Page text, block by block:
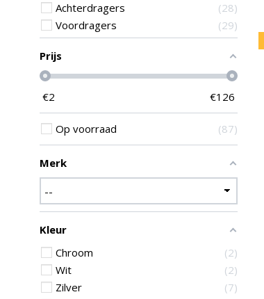
Achterdragers
28
Voordragers
29
Prijs
€2 €126
Op voorraad 87
Merk
Kleur
Chroom
2
Wit
2
Zilver
7